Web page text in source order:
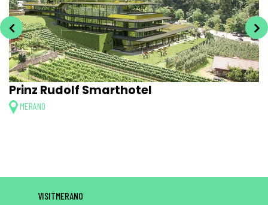
Prinz Rudolf Smarthotel
MERANO
VISITMERANO